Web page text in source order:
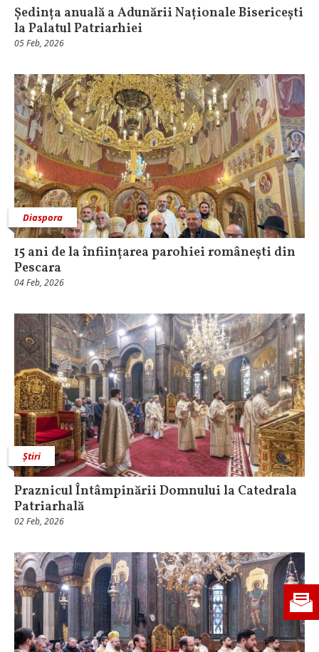
Ședința anuală a Adunării Naționale Bisericești
la Palatul Patriarhiei
05 Feb, 2026
Diaspora
15 ani de la înființarea parohiei românești din
Pescara
04 Feb, 2026
Știri
Praznicul Întâmpinării Domnului la Catedrala
Patriarhală
02 Feb, 2026